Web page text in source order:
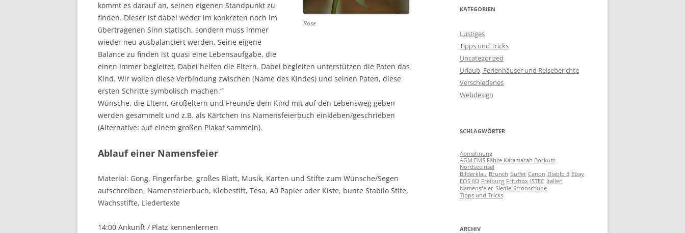
Rose
kommt es darauf an, seinen eigenen Standpunkt zu
finden. Dieser ist dabei weder im konkreten noch im
übertragenen Sinn statisch, sondern muss immer
wieder neu ausbalanciert werden. Seine eigene
Balance zu finden ist quasi eine Lebensaufgabe, die
einen immer begleitet. Dabei helfen die Eltern. Dabei begleiten unterstützen die Paten das
Kind. Wir wollen diese Verbindung zwischen (Name des Kindes) und seinen Paten, diese
ersten Schritte symbolisch machen.“
Wünsche, die Eltern, Großeltern und Freunde dem Kind mit auf den Lebensweg geben
werden gesammelt und z.B. als Kärtchen ins Namensfeierbuch einkleben/geschrieben
(Alternative: auf einem großen Plakat sammeln).
Ablauf einer Namensfeier
Material: Gong, Fingerfarbe, großes Blatt, Musik, Karten und Stifte zum Wünsche/Segen
aufschreiben, Namensfeierbuch, Klebestift, Tesa, A0 Papier oder Kiste, bunte Stabilo Stife,
Wachsstifte, Liedertexte
14:00 Ankunft / Platz kennenlernen
KATEGORIEN
Lustiges
Tipps und Tricks
Uncategorized
Urlaub, Ferienhäuser und Reiseberichte
Verschiedenes
Webdesign
SCHLAGWÖRTER
Abmahnung
AGM EMS Fähre Katamaran Borkum
Nordseeinsel
Bilderklau Brunch Buffet Canon Diablo 3 Ebay
EOS 6D Freiburg Fritzbox ISTEC Italien
Namensfeier Siedle Strohschuhe
Tipps und Tricks
ARCHIV